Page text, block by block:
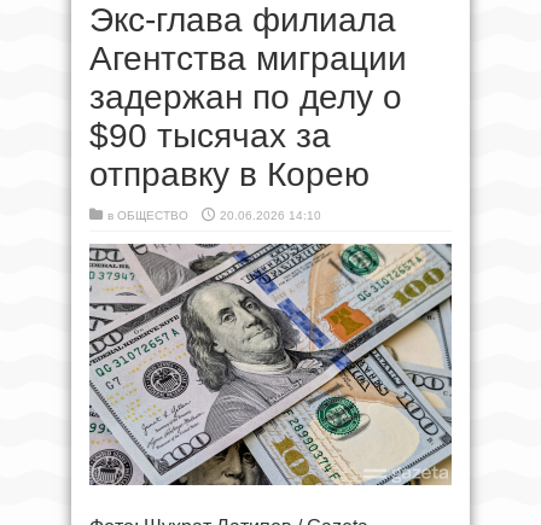
Экс-глава филиала
Агентства миграции
задержан по делу о
$90 тысячах за
отправку в Корею
в ОБЩЕСТВО 20.06.2026 14:10